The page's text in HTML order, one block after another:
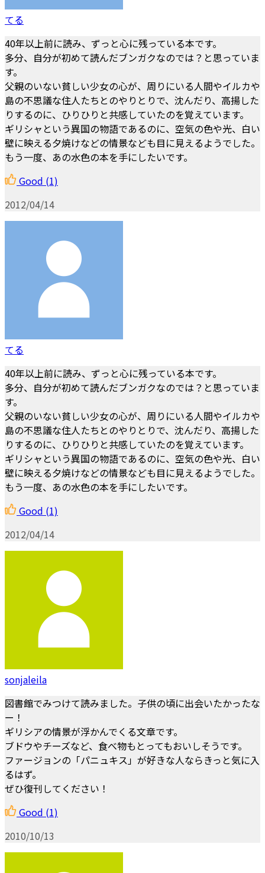
てる
40年以上前に読み、ずっと心に残っている本です。
多分、自分が初めて読んだブンガクなのでは？と思っていま
す。
父親のいない貧しい少女の心が、周りにいる人間やイルカや
島の不思議な住人たちとのやりとりで、沈んだり、高揚した
りするのに、ひりひりと共感していたのを覚えています。
ギリシャという異国の物語であるのに、空気の色や光、白い
壁に映える夕焼けなどの情景なども目に見えるようでした。
もう一度、あの水色の本を手にしたいです。
Good (1)
2012/04/14
てる
40年以上前に読み、ずっと心に残っている本です。
多分、自分が初めて読んだブンガクなのでは？と思っていま
す。
父親のいない貧しい少女の心が、周りにいる人間やイルカや
島の不思議な住人たちとのやりとりで、沈んだり、高揚した
りするのに、ひりひりと共感していたのを覚えています。
ギリシャという異国の物語であるのに、空気の色や光、白い
壁に映える夕焼けなどの情景なども目に見えるようでした。
もう一度、あの水色の本を手にしたいです。
Good (1)
2012/04/14
sonjaleila
図書館でみつけて読みました。子供の頃に出会いたかったな
ー！
ギリシアの情景が浮かんでくる文章です。
ブドウやチーズなど、食べ物もとってもおいしそうです。
ファージョンの「パニュキス」が好きな人ならきっと気に入
るはず。
ぜひ復刊してください！
Good (1)
2010/10/13